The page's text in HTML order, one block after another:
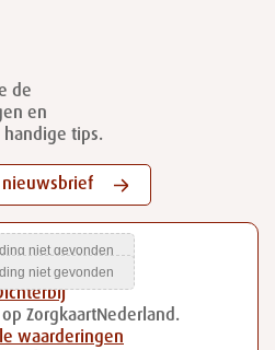
de
en
tips.
nieuwsbrief
ZorgkaartNederland.
waarderingen